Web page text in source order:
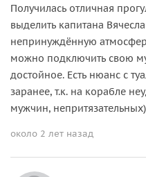
Получилась отличная
выделить капитана
непринуждённую
можно подключить свою
достойное. Есть нюанс с
заранее, т.к. на корабле
мужчин, непритязательных)
около 2 лет назад